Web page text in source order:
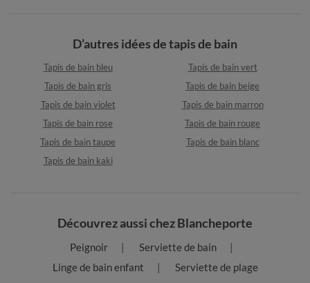
D’autres idées de tapis de bain
Tapis de bain bleu
Tapis de bain vert
Tapis de bain gris
Tapis de bain beige
Tapis de bain violet
Tapis de bain marron
Tapis de bain rose
Tapis de bain rouge
Tapis de bain taupe
Tapis de bain blanc
Tapis de bain kaki
Découvrez aussi chez Blancheporte
Peignoir
Serviette de bain
Linge de bain enfant
Serviette de plage